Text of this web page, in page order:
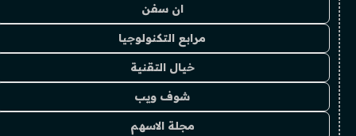
ان سفن
مرابع التكنولوجيا
خيال التقنية
شوف ويب
مجلة الاسهم